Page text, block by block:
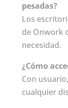
pesadas?
Los
de Onwork
necesidad.
¿Cómo
Con
cualquier